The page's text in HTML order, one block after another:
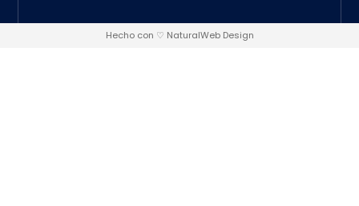
Hecho con ♡ NaturalWeb Design